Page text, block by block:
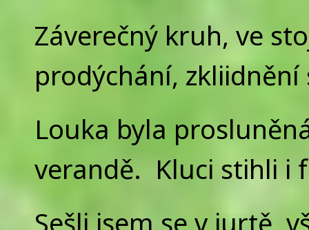
Záverečný kruh, ve
prodýchání,
Louka byla
verandě. Kluci stihli i
Sešli jsem se v jurtě,